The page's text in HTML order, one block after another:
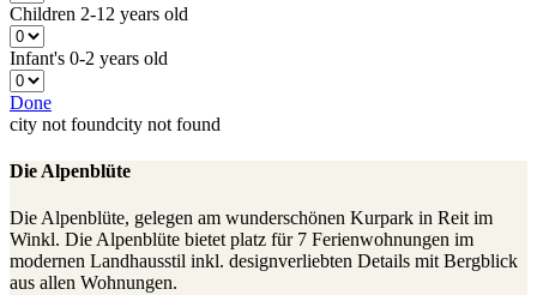
Children 2-12 years old
Infant's 0-2 years old
Done
city not foundcity not found
Die Alpenblüte
Die Alpenblüte, gelegen am wunderschönen Kurpark in Reit im
Winkl. Die Alpenblüte bietet platz für 7 Ferienwohnungen im
modernen Landhausstil inkl. designverliebten Details mit Bergblick
aus allen Wohnungen.